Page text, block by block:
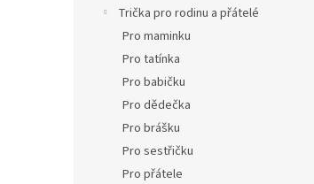
Trička pro rodinu a přátelé
Pro maminku
Pro tatínka
Pro babičku
Pro dědečka
Pro brášku
Pro sestřičku
Pro přátele